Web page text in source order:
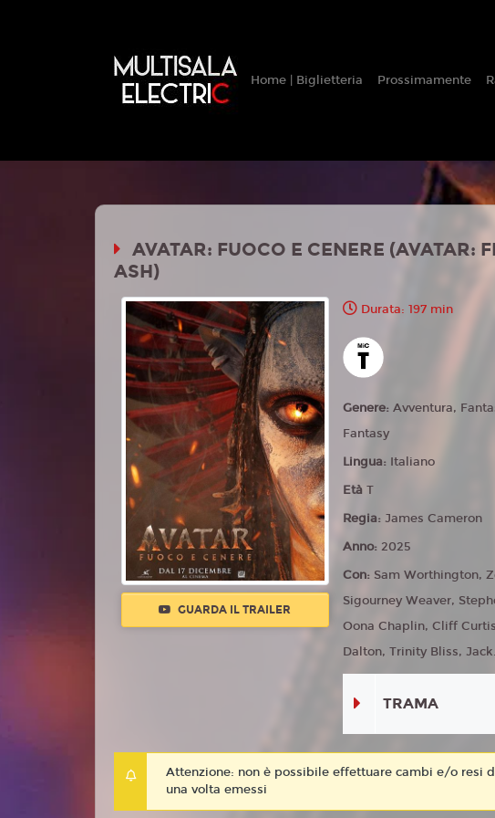
Home | Biglietteria Prossimamente
AVATAR: FUOCO E CENERE (AVATAR:
ASH)
GUARDA IL TRAILER
Durata: 197 min
Genere:Avventura,
Fantasy
Lingua: Italiano
EtàT
Regia: James Cameron
Anno:2025
Con: Sam Worthington,
Sigourney Weaver,
Oona Chaplin, Cliff
Dalton, Trinity Bliss,
TRAMA
Attenzione: non è possibile effettuare cambi e/o resi
una volta emessi